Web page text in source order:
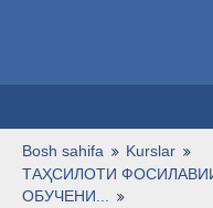
O'zbekcha ‎(uz)‎
Bosh sahifa
Kurslar
ТАҲСИЛОТИ
ОБУЧЕНИ...